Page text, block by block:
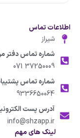
اطلاعات تماس
شیراز
شماره تماس دفتر
37250009 071
شماره تماس
9336650064
آدرس پست
info@shzapp.ir
لینک های مهم